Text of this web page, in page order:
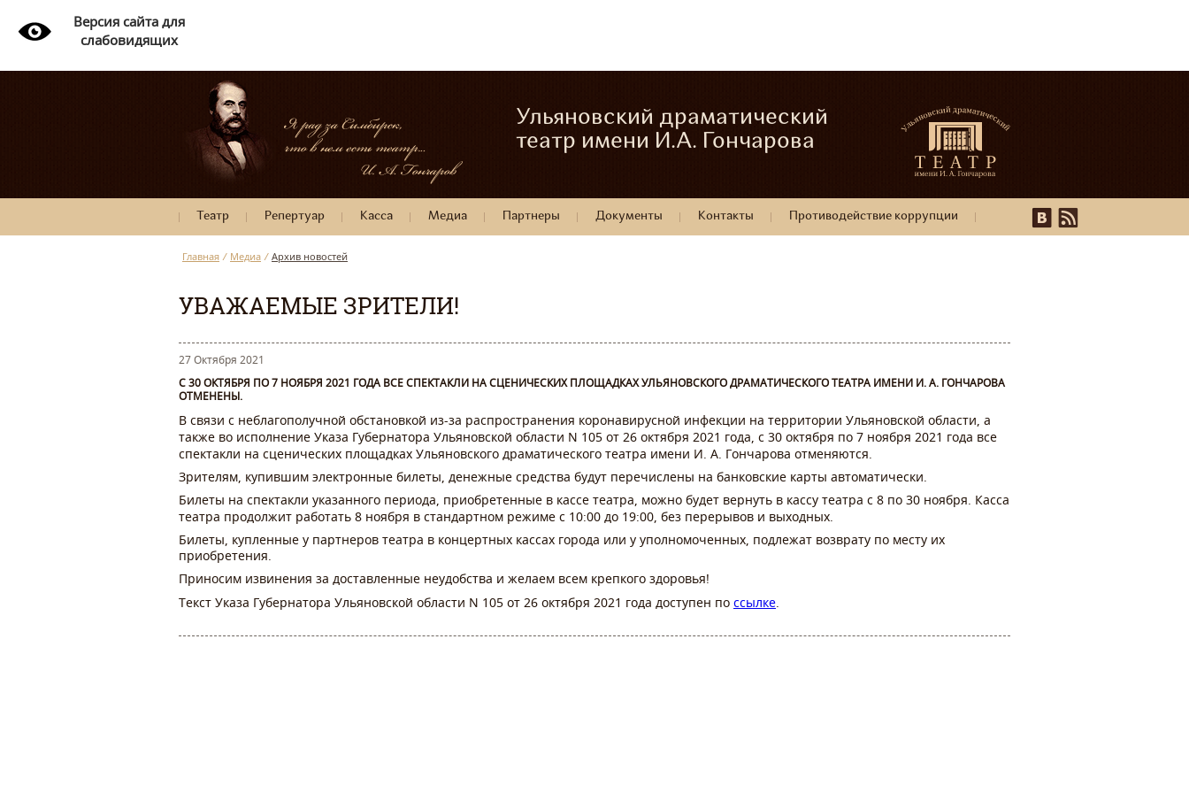
Версия сайта для
слабовидящих
Ульяновский драматический
театр имени И.А. Гончарова
Театр Репертуар Касса Медиа Партнеры Документы Контакты Противодействие коррупции
Главная / Медиа / Архив новостей
УВАЖАЕМЫЕ ЗРИТЕЛИ!
27 Октября 2021
С 30 ОКТЯБРЯ ПО 7 НОЯБРЯ 2021 ГОДА ВСЕ СПЕКТАКЛИ НА СЦЕНИЧЕСКИХ ПЛОЩАДКАХ УЛЬЯНОВСКОГО ДРАМАТИЧЕСКОГО ТЕАТРА ИМЕНИ И. А. ГОНЧАРОВА
ОТМЕНЕНЫ.
В связи с неблагополучной обстановкой из-за распространения коронавирусной инфекции на территории Ульяновской области, а
также во исполнение Указа Губернатора Ульяновской области N 105 от 26 октября 2021 года, с 30 октября по 7 ноября 2021 года все
спектакли на сценических площадках Ульяновского драматического театра имени И. А. Гончарова отменяются.
Зрителям, купившим электронные билеты, денежные средства будут перечислены на банковские карты автоматически.
Билеты на спектакли указанного периода, приобретенные в кассе театра, можно будет вернуть в кассу театра с 8 по 30 ноября. Касса
театра продолжит работать 8 ноября в стандартном режиме с 10:00 до 19:00, без перерывов и выходных.
Билеты, купленные у партнеров театра в концертных кассах города или у уполномоченных, подлежат возврату по месту их
приобретения.
Приносим извинения за доставленные неудобства и желаем всем крепкого здоровья!
Текст Указа Губернатора Ульяновской области N 105 от 26 октября 2021 года доступен по ссылке.